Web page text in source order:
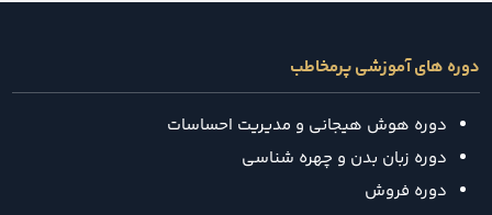
دوره های آموزشی پرمخاطب
دوره هوش هیجانی و مدیریت احساسات
دوره زبان بدن و چهره شناسی
دوره فروش